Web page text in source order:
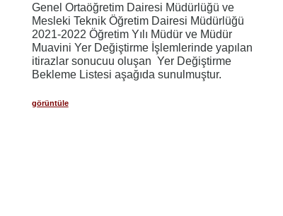
Genel Ortaöğretim Dairesi Müdürlüğü ve
Mesleki Teknik Öğretim Dairesi Müdürlüğü
2021-2022 Öğretim Yılı Müdür ve Müdür
Muavini Yer Değiştirme İşlemlerinde yapılan
itirazlar sonucuu oluşan Yer Değiştirme
Bekleme Listesi aşağıda sunulmuştur.
görüntüle